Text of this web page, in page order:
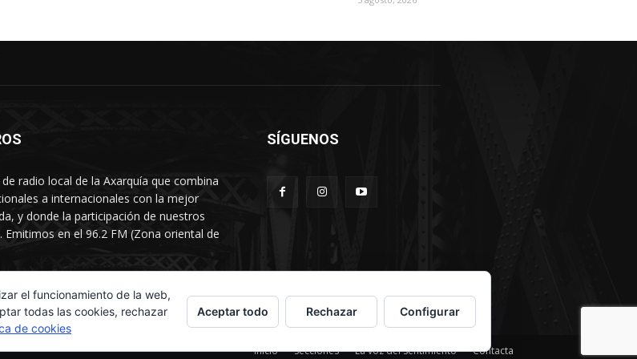
radio local de la Axarquía que combina
a internacionales con la mejor
y donde la participación de nuestros
en el 96.2 FM (Zona oriental de
SÍGUENOS
Inicio Secciones La voz del sentimiento Contacta
el funcionamiento de la web,
todas las cookies, rechazar
de cookies
Aceptar todo Rechazar Configurar